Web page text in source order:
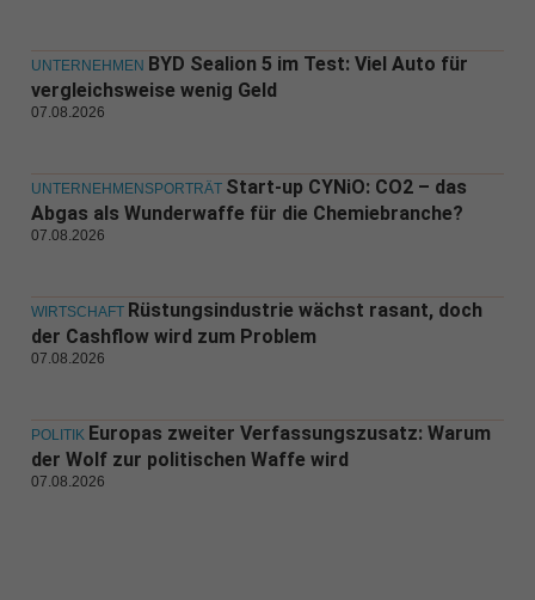
UNTERNEHMEN BYD Sealion 5 im Test: Viel Auto für
vergleichsweise wenig Geld
07.08.2026
UNTERNEHMENSPORTRÄT Start-up CYNiO: CO2 – das
Abgas als Wunderwaffe für die Chemiebranche?
07.08.2026
WIRTSCHAFT Rüstungsindustrie wächst rasant, doch
der Cashflow wird zum Problem
07.08.2026
POLITIK Europas zweiter Verfassungszusatz: Warum
der Wolf zur politischen Waffe wird
07.08.2026